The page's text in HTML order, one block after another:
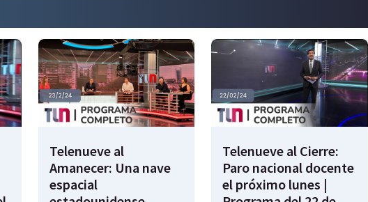
Telenueve al
Amanecer: Una nave
espacial
Telenueve al Cierre:
Paro nacional docente
el próximo lunes |